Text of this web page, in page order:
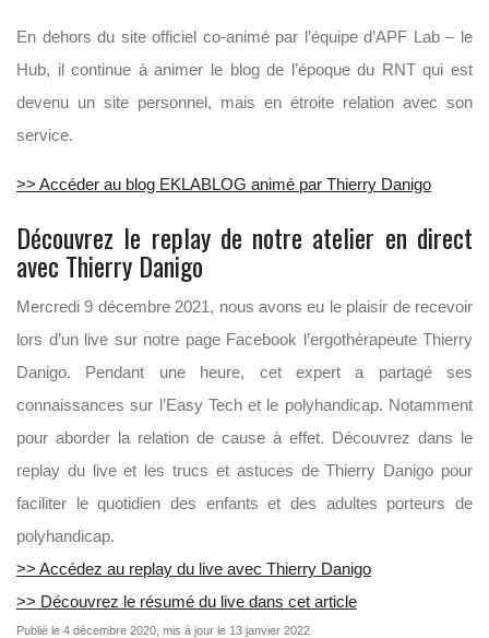
En dehors du site officiel co-animé par l’équipe d’APF Lab – le
Hub, il continue à animer le blog de l’époque du RNT qui est
devenu un site personnel, mais en étroite relation avec son
service.
>> Accéder au blog EKLABLOG animé par Thierry Danigo
Découvrez le replay de notre atelier en direct
avec Thierry Danigo
Mercredi 9 décembre 2021, nous avons eu le plaisir de recevoir
lors d’un live sur notre page Facebook l’ergothérapeute Thierry
Danigo. Pendant une heure, cet expert a partagé ses
connaissances sur l’Easy Tech et le polyhandicap. Notamment
pour aborder la relation de cause à effet. Découvrez dans le
replay du live et les trucs et astuces de Thierry Danigo pour
faciliter le quotidien des enfants et des adultes porteurs de
polyhandicap.
>> Accédez au replay du live avec Thierry Danigo
>> Découvrez le résumé du live dans cet article
Publié le 4 décembre 2020, mis à jour le 13 janvier 2022